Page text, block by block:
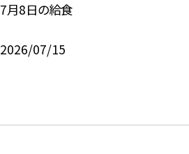
7月8日の給食
2026/07/15